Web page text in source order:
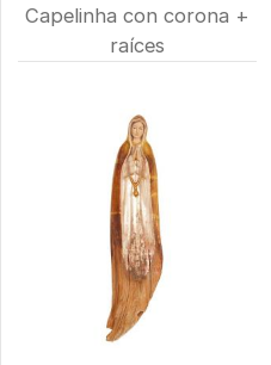
Capelinha con corona +
raíces